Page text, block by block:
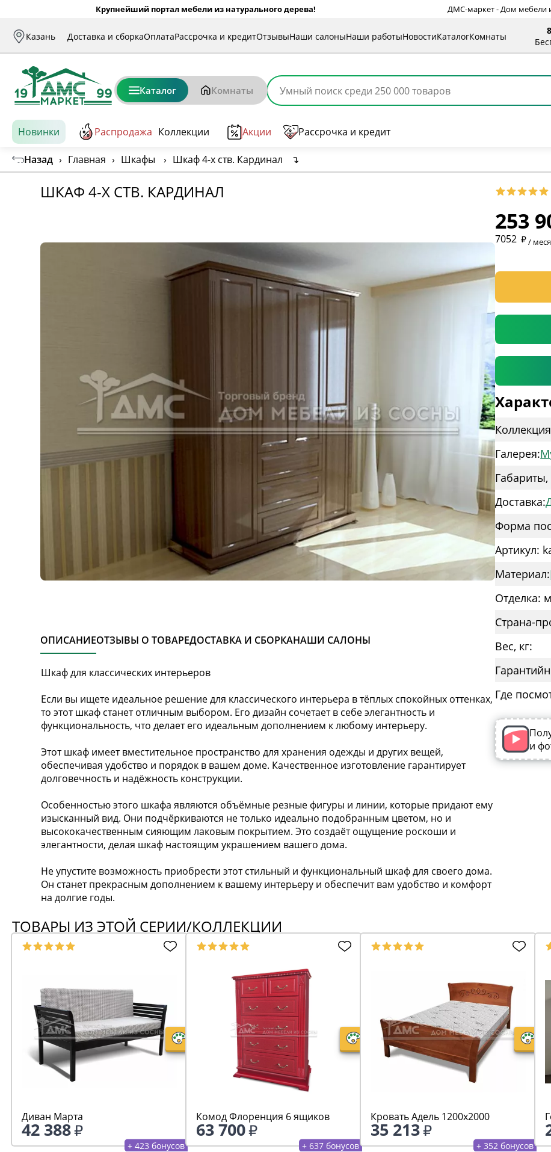
Крупнейший портал мебели из натурального дерева! ДМС-маркет - Дом мебели
Казань Доставка и сборкаОплатаРассрочка и кредитОтзывыНаши салоныНаши работыНовостиКаталогКомнаты
Каталог Комнаты
Новинки Распродажа Коллекции Акции Рассрочка и кредит
Назад › Главная › Шкафы › Шкаф 4-х ств. Кардинал ↴
ШКАФ 4-Х СТВ. КАРДИНАЛ
ОПИСАНИЕОТЗЫВЫ О ТОВАРЕДОСТАВКА И СБОРКАНАШИ САЛОНЫ
Шкаф для классических интерьеров
Если вы ищете идеальное решение для классического интерьера в тёплых спокойных оттенках,
то этот шкаф станет отличным выбором. Его дизайн сочетает в себе элегантность и
функциональность, что делает его идеальным дополнением к любому интерьеру.
Этот шкаф имеет вместительное пространство для хранения одежды и других вещей,
обеспечивая удобство и порядок в вашем доме. Качественное изготовление гарантирует
долговечность и надёжность конструкции.
Особенностью этого шкафа являются объёмные резные фигуры и линии, которые придают ему
изысканный вид. Они подчёркиваются не только идеально подобранным цветом, но и
высококачественным сияющим лаковым покрытием. Это создаёт ощущение роскоши и
элегантности, делая шкаф настоящим украшением вашего дома.
Не упустите возможность приобрести этот стильный и функциональный шкаф для своего дома.
Он станет прекрасным дополнением к вашему интерьеру и обеспечит вам удобство и комфорт
на долгие годы.
253
7052
/
*
*
Галерея:
Доставка:
Форма
Артикул:
Материал:
Отделка:
Страна-
Вес, кг:
Где
и
ТОВАРЫ ИЗ ЭТОЙ СЕРИИ/КОЛЛЕКЦИИ
Диван Марта
42 388
+ 423 бонусов
Комод Флоренция 6 ящиков
63 700
+ 637 бонусов
Кровать Адель 1200х2000
35 213
+ 352 бонусов